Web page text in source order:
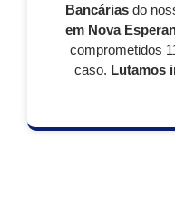
Bancárias do
em Nova
comprometidos
caso. Lutamos